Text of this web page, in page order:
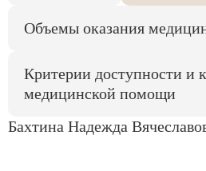
Объемы оказания
Критерии доступности и
медицинской помощи
Бахтина Надежда